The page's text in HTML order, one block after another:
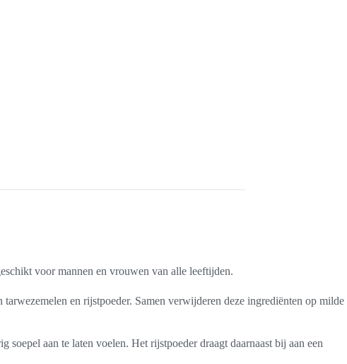
voor mannen en vrouwen van alle leeftijden.
en rijstpoeder. Samen verwijderen deze ingrediënten op milde
aan te laten voelen. Het rijstpoeder draagt daarnaast bij aan een